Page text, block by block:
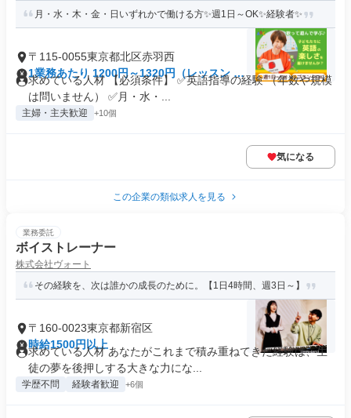
月・水・木・金・日いずれかで働ける方✨週1日～OK✨経験者✨
〒115-0055東京都北区赤羽西
1業務あたり 1200円～1320円（レッスン 60
分）
求めている人材 【必須条件】 ✅英語指導の経験 （年数や規模
は問いません） ✅月・水・...
主婦・主夫歓迎 +10個
気になる
この企業の類似求人を見る
業務委託
ボイストレーナー
株式会社ヴォート
その経験を、次は誰かの成長のために。【1日4時間、週3日～】
〒160-0023東京都新宿区
時給1500円以上
求めている人材 あなたがこれまで積み重ねてきた経験は、生
徒の夢を後押しする大きな力にな...
学歴不問 経験者歓迎 +6個